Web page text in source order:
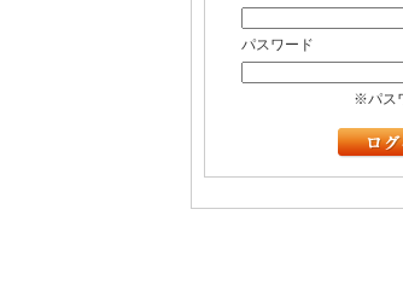
パスワード
※パス